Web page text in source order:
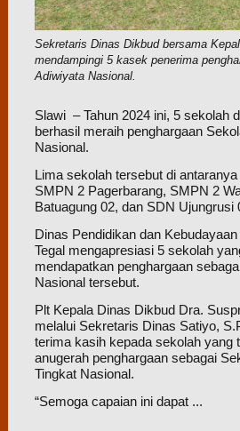
Sekretaris Dinas Dikbud bersama
mendampingi 5 kasek penerima
Adiwiyata Nasional.
Slawi – Tahun 2024 ini, 5 sekolah
berhasil meraih penghargaan
Nasional.
Lima sekolah tersebut di
SMPN 2 Pagerbarang, SMPN 2
Batuagung 02, dan SDN Ujungrusi
Dinas Pendidikan dan
Tegal mengapresiasi 5 sekolah
mendapatkan penghargaan
Nasional tersebut.
Plt Kepala Dinas Dikbud Dra.
melalui Sekretaris Dinas Satiyo,
terima kasih kepada sekolah yang
anugerah penghargaan sebagai
Tingkat Nasional.
“Semoga capaian ini dapat ...